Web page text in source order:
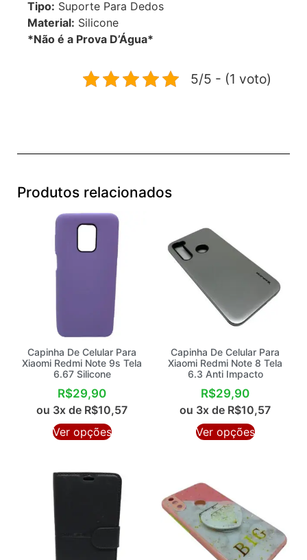
Tipo: Suporte Para Dedos
Material: Silicone
*Não é a Prova D’Água*
5/5 - (1 voto)
Produtos relacionados
Capinha De Celular Para
Xiaomi Redmi Note 9s Tela
6.67 Silicone
R$29,90
ou 3x de R$10,57
Ver opções
Capinha De Celular Para
Xiaomi Redmi Note 8 Tela
6.3 Anti Impacto
R$29,90
ou 3x de R$10,57
Ver opções